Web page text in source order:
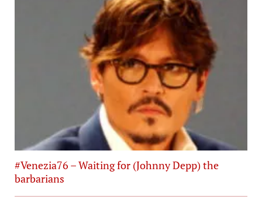
#Venezia76 – Waiting for (Johnny Depp) the
barbarians